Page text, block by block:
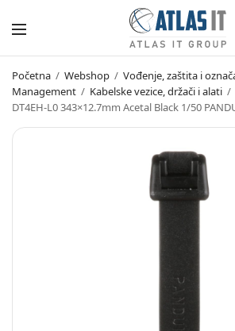
Početna / Webshop / Vođenje, zaštita i
Management / Kabelske vezice, držači i alati /
DT4EH-L0 343×12.7mm Acetal Black 1/50